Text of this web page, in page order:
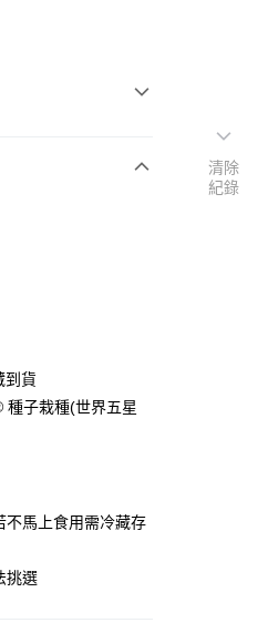
到貨
種子栽種(世界五星
不馬上食用需冷藏存
挑選
清除
紀錄